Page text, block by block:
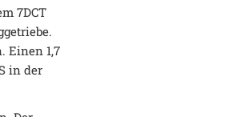
7DCT
Einen 1,7
in der